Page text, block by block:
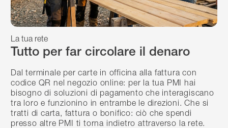
Tutto per far circolare il denaro
La tua rete
Dal terminale per carte in officina alla fattura con
codice QR nel negozio online: per la tua PMI hai
bisogno di soluzioni di pagamento che interagiscano
tra loro e funzionino in entrambe le direzioni. Che si
tratti di carta, fattura o bonifico: ciò che spendi
presso altre PMI ti torna indietro attraverso la rete.